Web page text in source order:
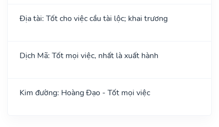
Địa tài: Tốt cho việc cầu tài lộc; khai trương
Dịch Mã: Tốt mọi việc, nhất là xuất hành
Kim đường: Hoàng Đạo - Tốt mọi việc